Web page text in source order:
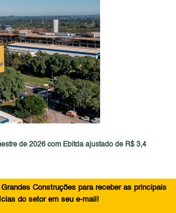
de 2026 com Ebitda ajustado de R$ 3,4
Construções para receber as principais
do setor em seu e-mail!